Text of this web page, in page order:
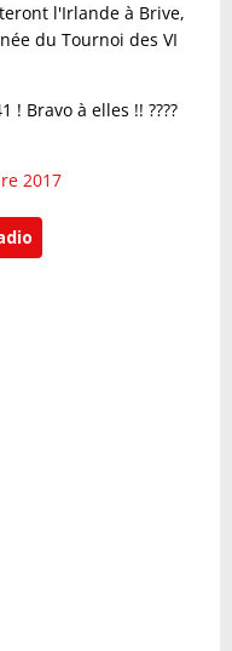
l'Irlande à Brive,
du Tournoi des VI
! Bravo à elles !! ????
2017